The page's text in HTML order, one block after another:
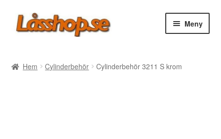
Hoppa
till
Hoppa
till
Meny
Hem Cylinderbehör Cylinderbehör 3211 S krom